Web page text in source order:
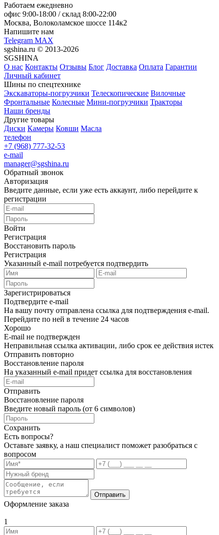
Работаем ежедневно
офис 9:00-18:00 / склад 8:00-22:00
Москва, Волоколамское шоссе 114к2
Напишите нам
Telegram MAX
sgshina.ru © 2013-2026
SGSHINA
О нас Контакты Отзывы Блог Доставка Оплата Гарантии
Личный кабинет
Шины по спецтехнике
Экскаваторы-погрузчики Телескопические Вилочные
Фронтальные Колесные Мини-погрузчики Тракторы
Наши бренды
Другие товары
Диски Камеры Ковши Масла
телефон
+7 (968) 777-32-53
e-mail
manager@sgshina.ru
Обратный звонок
Авторизация
Введите данные, если уже есть аккаунт, либо перейдите к
регистрации
Войти
Регистрация
Восстановить пароль
Регистрация
Указанный e-mail потребуется подтвердить
Зарегистрироваться
Подтвердите e-mail
На вашу почту отправлена ссылка для подтверждения e-mail.
Перейдите по ней в течение 24 часов
Хорошо
E-mail не подтвержден
Неправильная ссылка активации, либо срок ее действия истек
Отправить повторно
Восстановление пароля
На указанный e-mail придет ссылка для восстановления
Отправить
Восстановление пароля
Введите новый пароль (от 6 символов)
Сохранить
Есть вопросы?
Оставьте заявку, а наш специалист поможет разобраться с
вопросом
Отправить
Оформление заказа
1